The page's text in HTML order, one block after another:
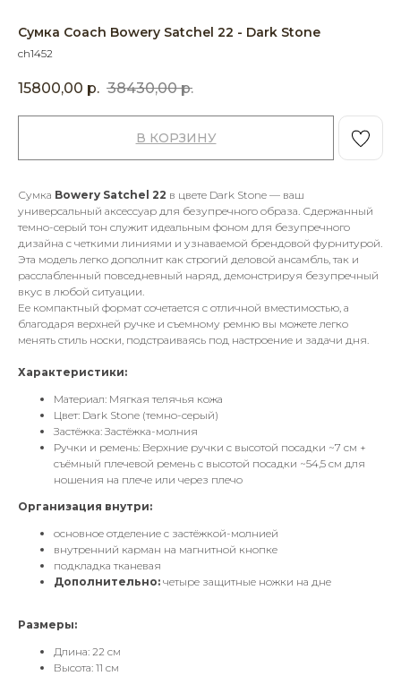
Сумка Coach Bowery Satchel 22 - Dark Stone
ch1452
15800,00 р. 38430,00 р.
В КОРЗИНУ
Сумка Bowery Satchel 22 в цвете Dark Stone — ваш
универсальный аксессуар для безупречного образа. Сдержанный
темно-серый тон служит идеальным фоном для безупречного
дизайна с четкими линиями и узнаваемой брендовой фурнитурой.
Эта модель легко дополнит как строгий деловой ансамбль, так и
расслабленный повседневный наряд, демонстрируя безупречный
вкус в любой ситуации.
Ее компактный формат сочетается с отличной вместимостью, а
благодаря верхней ручке и съемному ремню вы можете легко
менять стиль носки, подстраиваясь под настроение и задачи дня.
Характеристики:
Материал: Мягкая телячья кожа
Цвет: Dark Stone (темно-серый)
Застёжка: Застёжка-молния
Ручки и ремень: Верхние ручки с высотой посадки ~7 см +
съёмный плечевой ремень с высотой посадки ~54,5 см для
ношения на плече или через плечо
Организация внутри:
основное отделение с застёжкой-молнией
внутренний карман на магнитной кнопке
подкладка тканевая
Дополнительно: четыре защитные ножки на дне
Размеры:
Длина: 22 см
Высота: 11 см